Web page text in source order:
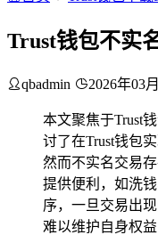
Trust钱包不实
qbadmin 2026年03
本文聚焦于Trust
讨了在Trust钱包
然而不实名交易
提供便利，如洗
序，一旦交易出
难以维护自身权